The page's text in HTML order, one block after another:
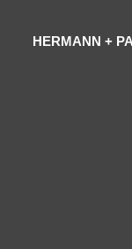
HERMANN +